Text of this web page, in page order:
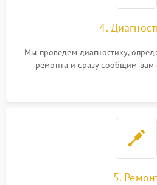
4.
Мы проведем диагностику,
ремонта и сразу сообщим вам
5.